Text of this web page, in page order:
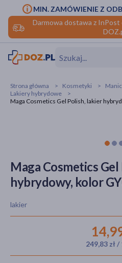
Darmowa dostawa z InPost
MIN. ZAMÓWIENIE Z
Strona główna Kosmetyki
Lakiery hybrydowe
Maga Cosmetics Gel Polish, lakier
Maga Cosmetics
hybrydowy, kolor
lakier
249,83 zł /